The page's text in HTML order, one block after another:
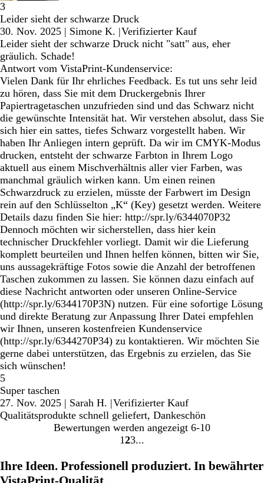
3
Leider sieht der schwarze Druck
30. Nov. 2025 | Simone K. |Verifizierter Kauf
Leider sieht der schwarze Druck nicht "satt" aus, eher
gräulich. Schade!
Antwort vom VistaPrint-Kundenservice:
Vielen Dank für Ihr ehrliches Feedback. Es tut uns sehr leid
zu hören, dass Sie mit dem Druckergebnis Ihrer
Papiertragetaschen unzufrieden sind und das Schwarz nicht
die gewünschte Intensität hat. Wir verstehen absolut, dass Sie
sich hier ein sattes, tiefes Schwarz vorgestellt haben. Wir
haben Ihr Anliegen intern geprüft. Da wir im CMYK-Modus
drucken, entsteht der schwarze Farbton in Ihrem Logo
aktuell aus einem Mischverhältnis aller vier Farben, was
manchmal gräulich wirken kann. Um einen reinen
Schwarzdruck zu erzielen, müsste der Farbwert im Design
rein auf den Schlüsselton „K“ (Key) gesetzt werden. Weitere
Details dazu finden Sie hier: http://spr.ly/6344070P32
Dennoch möchten wir sicherstellen, dass hier kein
technischer Druckfehler vorliegt. Damit wir die Lieferung
komplett beurteilen und Ihnen helfen können, bitten wir Sie,
uns aussagekräftige Fotos sowie die Anzahl der betroffenen
Taschen zukommen zu lassen. Sie können dazu einfach auf
diese Nachricht antworten oder unseren Online-Service
(http://spr.ly/6344170P3N) nutzen. Für eine sofortige Lösung
und direkte Beratung zur Anpassung Ihrer Datei empfehlen
wir Ihnen, unseren kostenfreien Kundenservice
(http://spr.ly/6344270P34) zu kontaktieren. Wir möchten Sie
gerne dabei unterstützen, das Ergebnis zu erzielen, das Sie
sich wünschen!
5
Super taschen
27. Nov. 2025 | Sarah H. |Verifizierter Kauf
Qualitätsprodukte schnell geliefert, Dankeschön
Bewertungen werden angezeigt 6-10
Gehe
Seite
1 Gehe
Seite
2Gehe
Seite
3
Ihre Ideen. Professionell produziert. In bewährter